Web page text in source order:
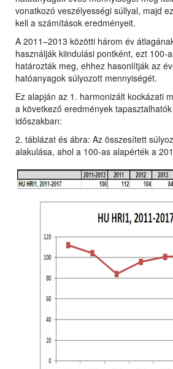
vonatkozó veszélyességi súllyal, majd
kell a számítások eredményeit.
A 2011–2013 közötti három év
használják kiindulási pontként, ezt 100-
határozták meg, ehhez hasonlítják az
hatóanyagok súlyozott mennyiségét.
Ez alapján az 1. harmonizált kockázati
a következő eredmények
időszakban:
2. táblázat és ábra: Az összesített
alakulása, ahol a 100-as alapérték a